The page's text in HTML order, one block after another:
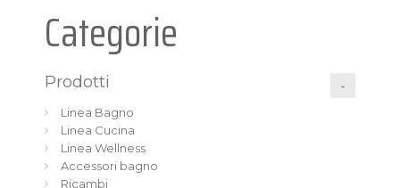
Categorie
Prodotti
Linea Bagno
Linea Cucina
Linea Wellness
Accessori bagno
Ricambi